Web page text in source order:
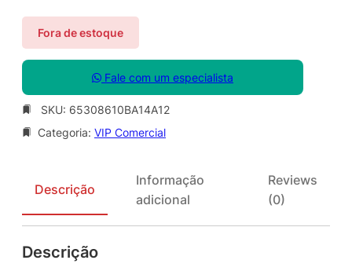
Fora de estoque
Fale com um especialista
SKU: 65308610BA14A12
Categoria: VIP Comercial
Descrição
Informação
adicional
Reviews
(0)
Descrição